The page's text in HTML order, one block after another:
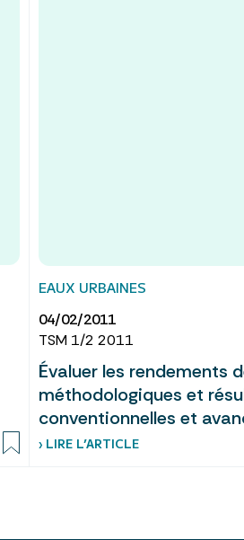
EAUX URBAINES
04/02/2011
TSM 1/2 2011
Évaluer les rendements
méthodologiques et
conventionnelles et
› LIRE L’ARTICLE